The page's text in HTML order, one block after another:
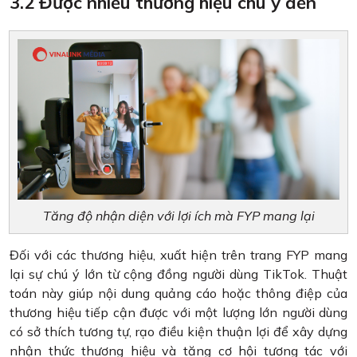
Tăng độ nhận diện với lợi ích mà FYP mang lại
Đối với các thương hiệu, xuất hiện trên trang FYP mang
lại sự chú ý lớn từ cộng đồng người dùng TikTok. Thuật
toán này giúp nội dung quảng cáo hoặc thông điệp của
thương hiệu tiếp cận được với một lượng lớn người dùng
có sở thích tương tự, rạo điều kiện thuận lợi để xây dựng
nhận thức thương hiệu và tăng cơ hội tương tác với